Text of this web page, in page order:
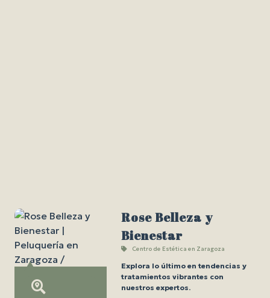
Rose Belleza y
Bienestar
Centro de Estética en Zaragoza
Explora lo último en tendencias y
tratamientos vibrantes con
nuestros expertos.